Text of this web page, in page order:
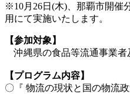
※10月26日(木)、那覇市開催
用にて実施いたします。
【参加対象】
沖縄県の食品等流通事業者
【プログラム内容】
〇『 物流の現状と国の物流